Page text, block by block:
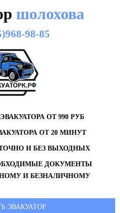
шолохова
98-85
ОТ 990 РУБ
ОТ 20 МИНУТ
И БЕЗ ВЫХОДНЫХ
ДОКУМЕНТЫ
И БЕЗНАЛИЧНОМУ
ЭВАКУАТОР